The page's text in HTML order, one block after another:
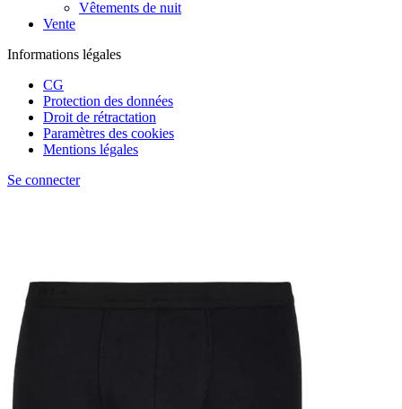
Vêtements de nuit
Vente
Informations légales
CG
Protection des données
Droit de rétractation
Paramètres des cookies
Mentions légales
Se connecter